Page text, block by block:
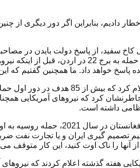
دادیم، بنابراین اگر دور دیگری از چنین
سفید، از پاسخ دولت بایدن در
مجلس نمایندگان، گفت: «رئیس‌جمهور
پاسخ خواهد داد. ما همچنین گفتیم که
لازم به ذکر است که پنتاگون
کرد که نیروهای آمریکایی
داشته است.
گراهام روز یکشنبه به
تصمیم گیری ایران و یا تجارت نفت
آنها را ناک اوت کنید، این کار متوقف